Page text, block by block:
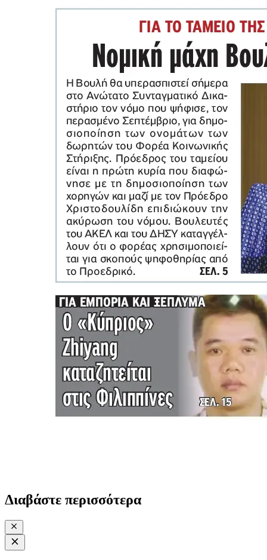
Διαβάστε περισσότερα